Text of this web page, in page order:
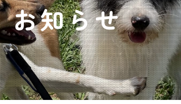
お知らせ